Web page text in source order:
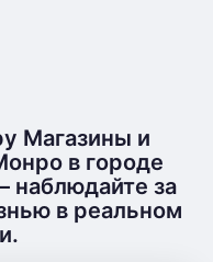
Магазины и
в городе
наблюдайте за
в реальном